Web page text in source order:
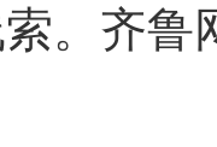
。齐鲁